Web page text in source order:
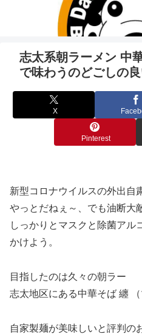
志太系朝ラーメン 中
で味わうのどごしの
X
Pinterest
新型コロナウイルスの外出自
やっとだねぇ～、でも油断大
しっかりとマスクと除菌アル
かけよう。
目指したのは久々の朝ラー
志太地区にある中華そば 纏 （
自家製麺が美味しいと評判の